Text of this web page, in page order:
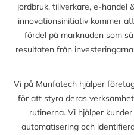
jordbruk, tillverkare, e-handel
innovationsinitiativ kommer
fördel på marknaden som
resultaten från
Vi på Munfatech hjälper
för att styra deras
rutinerna. Vi hjälper
automatisering och